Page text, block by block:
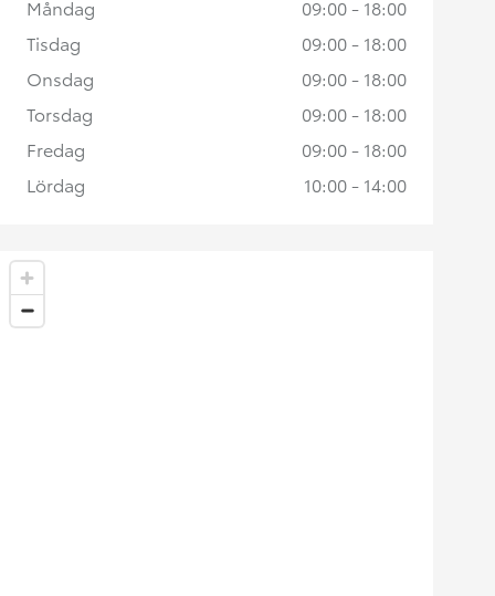
Måndag
09:00 - 18:00
Tisdag
09:00 - 18:00
Onsdag
09:00 - 18:00
Torsdag
09:00 - 18:00
Fredag
09:00 - 18:00
Lördag
10:00 - 14:00